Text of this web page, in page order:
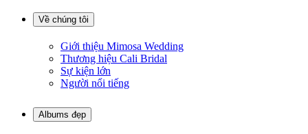
Về chúng tôi
Giới thiệu Mimosa Wedding
Thương hiệu Cali Bridal
Sự kiện lớn
Người nổi tiếng
Albums đẹp